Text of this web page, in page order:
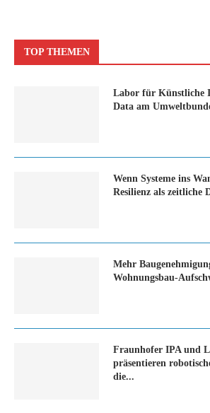
TOP THEMEN
Labor für Künstliche
Data am
Wenn Systeme ins
Resilienz als zeitliche
Mehr
Wohnungsbau-
Fraunhofer IPA und
präsentieren
die...